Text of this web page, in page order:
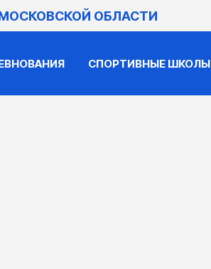
ОБЛАСТИ
СПОРТИВНЫЕ ШКОЛЫ